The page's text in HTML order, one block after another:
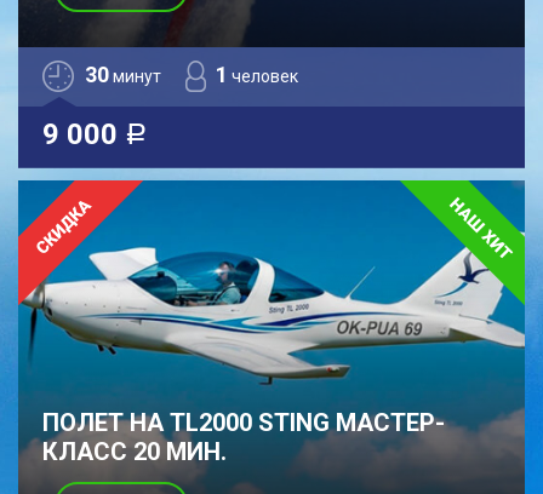
30минут 1 человек
9 000 a
ПОЛЕТ НА TL2000 STING МАСТЕР-
КЛАСС 20 МИН.